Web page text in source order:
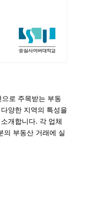
로 주목받는 부동
양한 지역의 특성을
개합니다. 각 업체
의 부동산 거래에 실